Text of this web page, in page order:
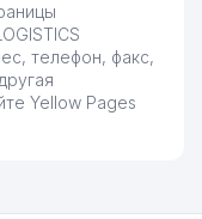
телефон, факс,
Yellow Pages